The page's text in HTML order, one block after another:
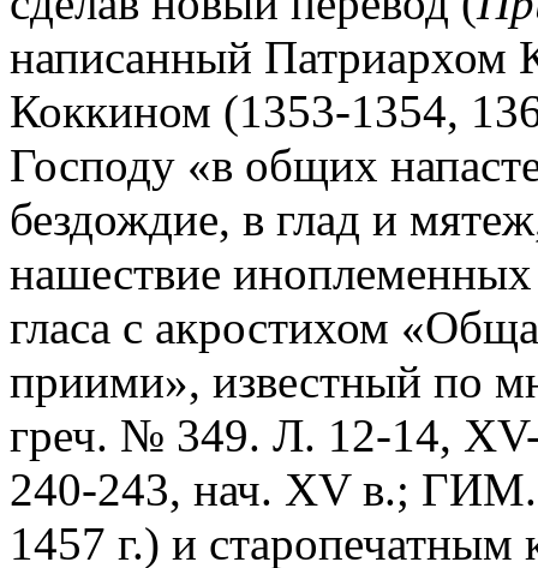
написанный
Коккином (1353-1354,
Господу «в общих
бездождие, в глад и
нашествие
гласа с акростихом
приими», известный по
греч. № 349. Л. 12-14,
240-243, нач. XV в.;
1457 г.) и старопечатным